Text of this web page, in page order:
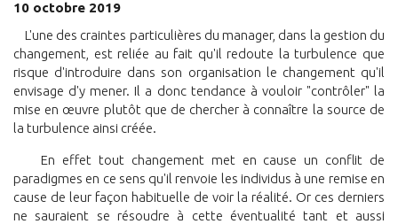
10 octobre 2019
L'une des craintes particulières du manager, dans la gestion du
changement, est reliée au fait qu'il redoute la turbulence que
risque d'introduire dans son organisation le changement qu'il
envisage d'y mener. Il a donc tendance à vouloir "contrôler" la
mise en œuvre plutôt que de chercher à connaître la source de
la turbulence ainsi créée.
En effet tout changement met en cause un conflit de
paradigmes en ce sens qu'il renvoie les individus à une remise en
cause de leur façon habituelle de voir la réalité. Or ces derniers
ne sauraient se résoudre à cette éventualité tant et aussi